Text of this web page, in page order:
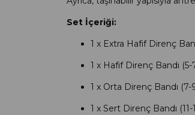
Set İçeriği:
1 x Extra Hafif Direnç
1 x Hafif Direnç Bandı (5-
1 x Orta Direnç Bandı (7-
1 x Sert Direnç Bandı (11-